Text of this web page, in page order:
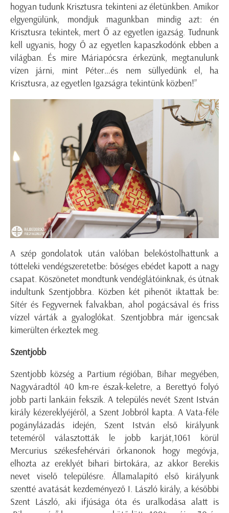
hogyan tudunk Krisztusra tekinteni az életünkben. Amikor
elgyengülünk, mondjuk magunkban mindig azt: én
Krisztusra tekintek, mert Ő az egyetlen igazság. Tudnunk
kell ugyanis, hogy Ő az egyetlen kapaszkodónk ebben a
világban. És mire Máriapócsra érkezünk, megtanulunk
vízen járni, mint Péter…és nem süllyedünk el, ha
Krisztusra, az egyetlen Igazságra tekintünk közben!”
A szép gondolatok után valóban belekóstolhattunk a
tótteleki vendégszeretetbe: bőséges ebédet kapott a nagy
csapat. Köszönetet mondtunk vendéglátóinknak, és útnak
indultunk Szentjobbra. Közben két pihenőt iktattak be:
Sítér és Fegyvernek falvakban, ahol pogácsával és friss
vízzel várták a gyaloglókat. Szentjobbra már igencsak
kimerülten érkeztek meg.
Szentjobb
Szentjobb község a Partium régióban, Bihar megyében,
Nagyváradtól 40 km-re észak-keletre, a Berettyó folyó
jobb parti lankáin fekszik. A település nevét Szent István
király kézereklyéjéről, a Szent Jobbról kapta. A Vata-féle
pogánylázadás idején, Szent István első királyunk
teteméről választották le jobb karját,1061 körül
Mercurius székesfehérvári őrkanonok hogy megóvja,
elhozta az ereklyét bihari birtokára, az akkor Berekis
nevet viselő településre. Államalapító első királyunk
szentté avatását kezdeményező I. László király, a későbbi
Szent László, aki ifjúsága óta és uralkodása alatt is